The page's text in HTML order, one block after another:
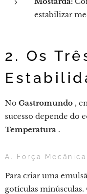
estabilizar
2. Os
No Gastromundo ,
sucesso depende do
Temperatura .
A. Força
Para criar uma
gotículas minúsculas.